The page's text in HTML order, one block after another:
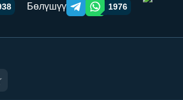
Бөлүшүү Telegram orqali ulashish
WhatsApp orqali ulashish
1976